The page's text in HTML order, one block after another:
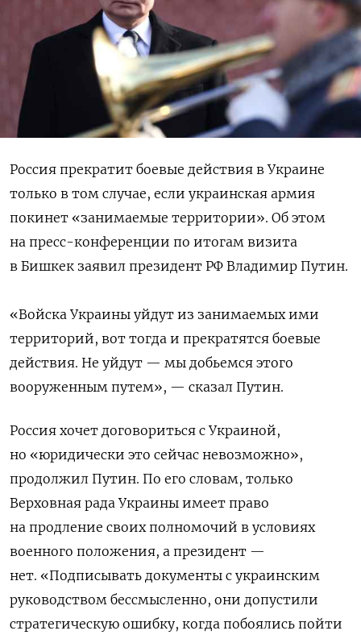
Россия прекратит боевые действия в Украине
только в том случае, если украинская армия
покинет «занимаемые территории». Об этом
на пресс-конференции по итогам визита
в Бишкек заявил президент РФ Владимир Путин.
«Войска Украины уйдут из занимаемых ими
территорий, вот тогда и прекратятся боевые
действия. Не уйдут — мы добьемся этого
вооруженным путем», — сказал Путин.
Россия хочет договориться с Украиной,
но «юридически это сейчас невозможно»,
продолжил Путин. По его словам, только
Верховная рада Украины имеет право
на продление своих полномочий в условиях
военного положения, а президент —
нет. «Подписывать документы с украинским
руководством бессмысленно, они допустили
стратегическую ошибку, когда побоялись пойти